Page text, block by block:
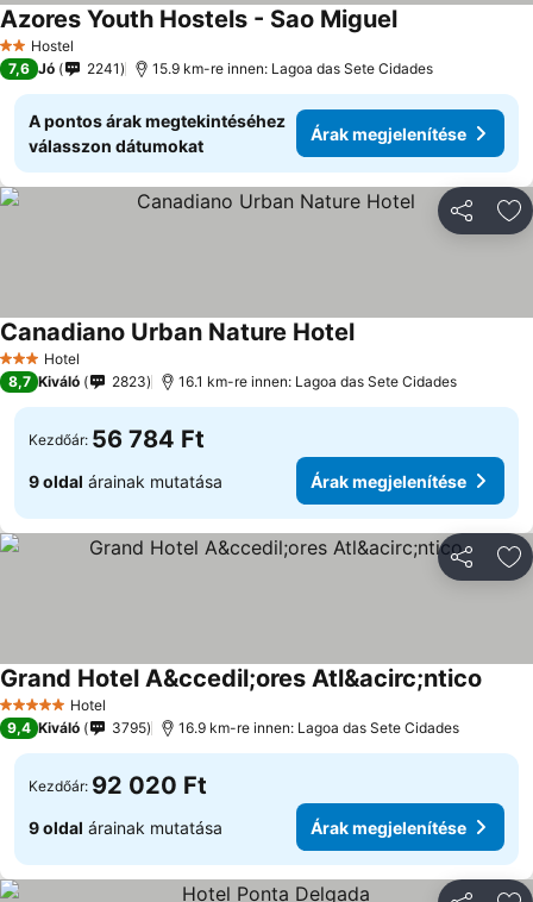
2 Kategória
Hostel
Azores Youth Hostels - Sao Miguel
7,6 Jó 2241 15.9 km-re innen: Lagoa das Sete Cidades
A pontos árak megtekintéséhez
válasszon dátumokat
Árak megjelenítése
3 Kategória
Hotel
Canadiano Urban Nature Hotel
8,7 Kiváló 2823 16.1 km-re innen: Lagoa das Sete Cidades
Kezdőár: 56 784 Ft
9 oldal árainak mutatása Árak megjelenítése
5 KategóriaHotel
Grand Hotel A&ccedil;ores Atl&acirc;ntico
9,4 Kiváló 3795 16.9 km-re innen: Lagoa das Sete Cidades
Kezdőár: 92 020 Ft
9 oldal árainak mutatása Árak megjelenítése